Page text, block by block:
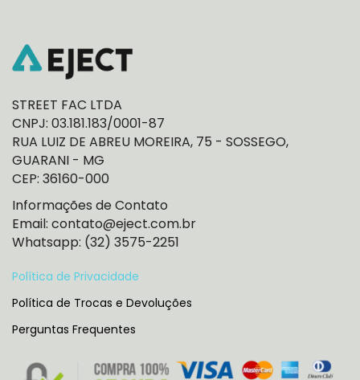
STREET FAC LTDA
CNPJ: 03.181.183/0001-87
RUA LUIZ DE ABREU MOREIRA, 75 - SOSSEGO,
GUARANI - MG
CEP: 36160-000
Informações de Contato
Email: contato@eject.com.br
Whatsapp: (32) 3575-2251
Política de Privacidade
Política de Trocas e Devoluções
Perguntas Frequentes